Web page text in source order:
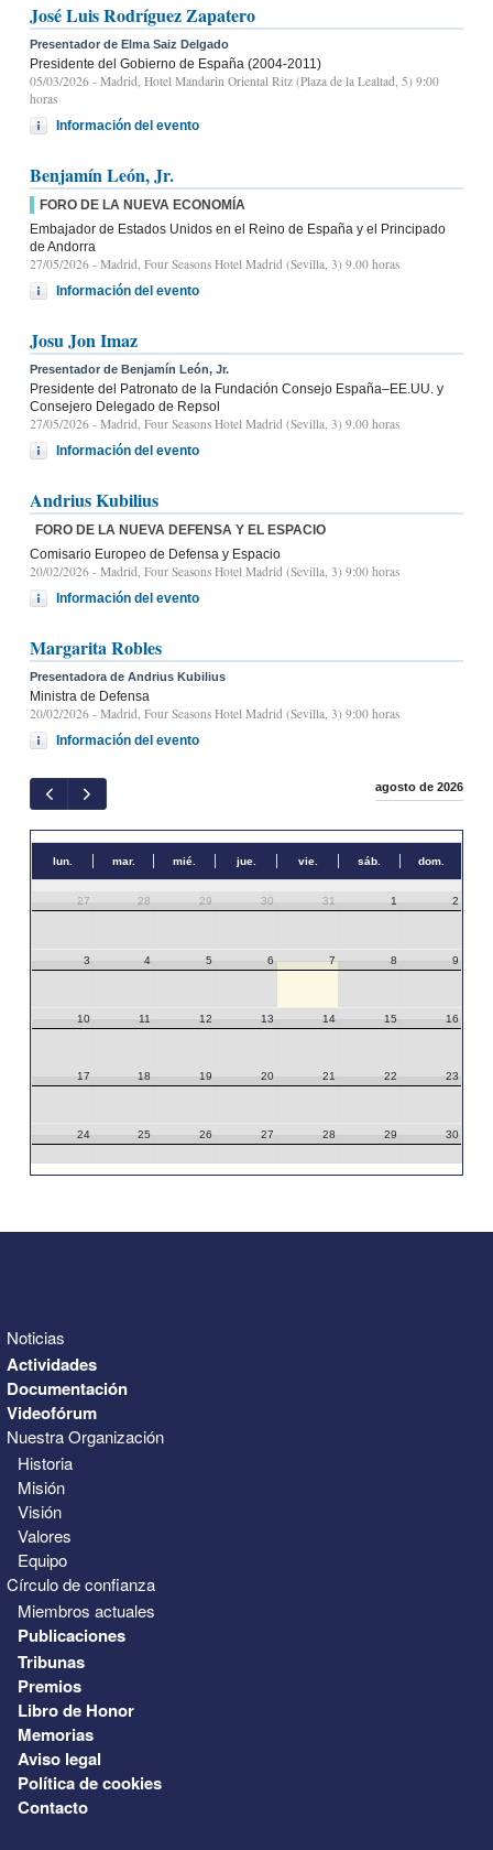
José Luis Rodríguez Zapatero
Presentador de Elma Saiz Delgado
Presidente del Gobierno de España (2004-2011)
05/03/2026 - Madrid, Hotel Mandarin Oriental Ritz (Plaza de la Lealtad, 5) 9:00
horas
Información del evento
Benjamín León, Jr.
FORO DE LA NUEVA ECONOMÍA
Embajador de Estados Unidos en el Reino de España y el Principado
de Andorra
27/05/2026 - Madrid, Four Seasons Hotel Madrid (Sevilla, 3) 9.00 horas
Información del evento
Josu Jon Imaz
Presentador de Benjamín León, Jr.
Presidente del Patronato de la Fundación Consejo España–EE.UU. y
Consejero Delegado de Repsol
27/05/2026 - Madrid, Four Seasons Hotel Madrid (Sevilla, 3) 9.00 horas
Información del evento
Andrius Kubilius
FORO DE LA NUEVA DEFENSA Y EL ESPACIO
Comisario Europeo de Defensa y Espacio
20/02/2026 - Madrid, Four Seasons Hotel Madrid (Sevilla, 3) 9:00 horas
Información del evento
Margarita Robles
Presentadora de Andrius Kubilius
Ministra de Defensa
20/02/2026 - Madrid, Four Seasons Hotel Madrid (Sevilla, 3) 9:00 horas
Información del evento
agosto de 2026
lun. mar. mié. jue. vie. sáb. dom.
27 28 29 30 31 1 2
3 4 5 6 7 8 9
10 11 12 13 14 15 16
17 18 19 20 21 22 23
24 25 26 27 28 29 30
Noticias
Actividades
Documentación
Videofórum
Nuestra Organización
Historia
Misión
Visión
Valores
Equipo
Círculo de confianza
Miembros actuales
Publicaciones
Tribunas
Premios
Libro de Honor
Memorias
Aviso legal
Política de cookies
Contacto